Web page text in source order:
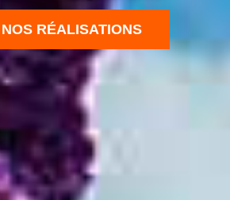
RÉALISATIONS